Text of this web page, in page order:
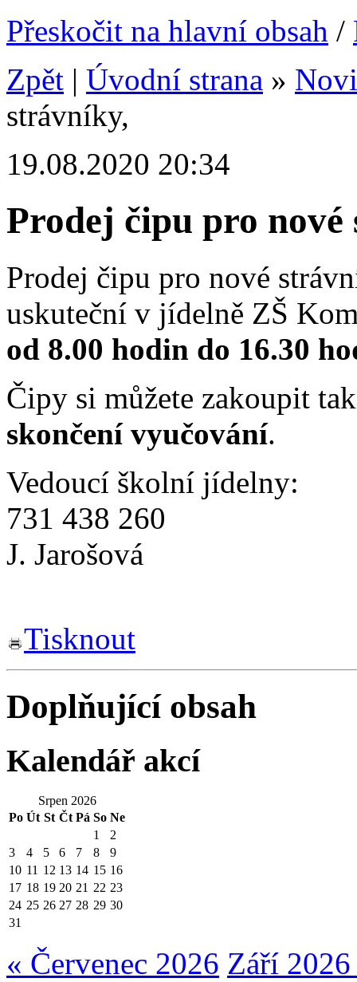
Přeskočit na hlavní obsah /
Zpět | Úvodní strana »
strávníky,
19.08.2020 20:34
Prodej čipu pro
Prodej čipu pro nové
uskuteční v jídelně ZŠ
od 8.00 hodin do 16.30
Čipy si můžete zakoupit
skončení vyučování.
Vedoucí školní jídelny:
731 438 260
J. Jarošová
Tisknout
Doplňující obsah
Kalendář akcí
Srpen 2026
Po Út St Čt Pá So Ne
1
2
3
4 5 6 7 8
9
10 11 12 13 14 15 16
17 18 19 20 21 22 23
24 25 26 27 28 29 30
31
« Červenec 2026 Září